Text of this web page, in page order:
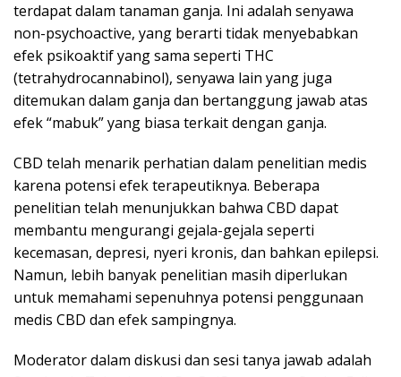
terdapat dalam tanaman ganja. Ini adalah senyawa
non-psychoactive, yang berarti tidak menyebabkan
efek psikoaktif yang sama seperti THC
(tetrahydrocannabinol), senyawa lain yang juga
ditemukan dalam ganja dan bertanggung jawab atas
efek “mabuk” yang biasa terkait dengan ganja.
CBD telah menarik perhatian dalam penelitian medis
karena potensi efek terapeutiknya. Beberapa
penelitian telah menunjukkan bahwa CBD dapat
membantu mengurangi gejala-gejala seperti
kecemasan, depresi, nyeri kronis, dan bahkan epilepsi.
Namun, lebih banyak penelitian masih diperlukan
untuk memahami sepenuhnya potensi penggunaan
medis CBD dan efek sampingnya.
Moderator dalam diskusi dan sesi tanya jawab adalah